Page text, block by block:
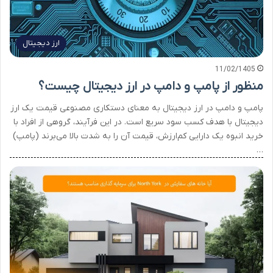
ارز دیجیتال
11/02/1405
منظور از پامپ و دامپ در ارز دیجیتال چیست؟
پامپ و دامپ در ارز دیجیتال به معنای دستکاری مصنوعی قیمت یک ارز
دیجیتال با هدف کسب سود سریع است. در این فرآیند، گروهی از افراد با
خرید انبوه یک دارایی کم‌ارزش، قیمت آن را به شدت بالا می‌برند (پامپ)
…